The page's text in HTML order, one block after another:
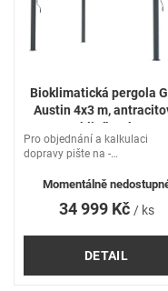
Bioklimatická pergola
Austin 4x3 m,
hliníková
34 999 Kč / ks
DETAIL
Pro objednání a kalkulaci
dopravy pište na -
Momentálně